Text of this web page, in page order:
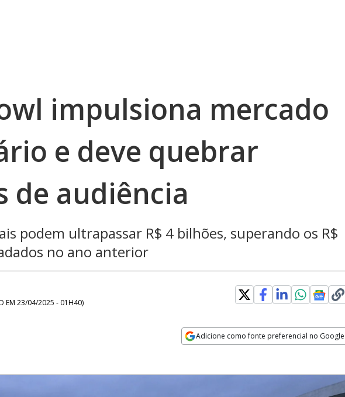
impulsiona mercado
e deve quebrar
de audiência
podem ultrapassar R$ 4 bilhões, superando os R$
no ano anterior
EM 23/04/2025 - 01H40)
Adicione como fonte preferencial no Google